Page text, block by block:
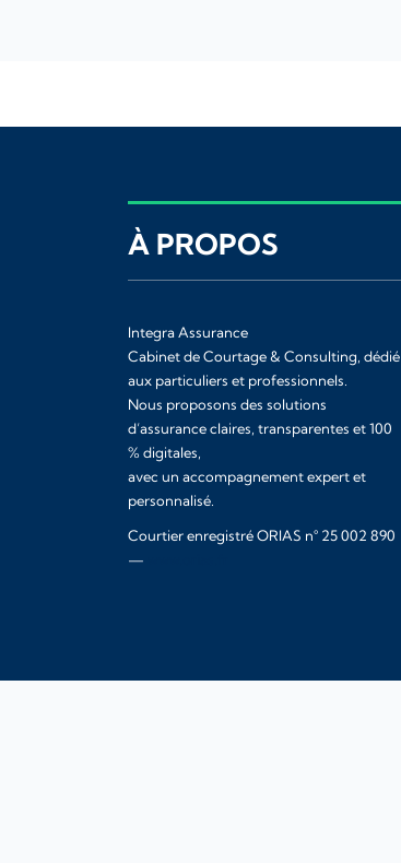
À PROPOS
Integra Assurance
Cabinet de Courtage & Consulting, dédié
aux particuliers et professionnels.
Nous proposons des solutions
d’assurance claires, transparentes et 100
% digitales,
avec un accompagnement expert et
personnalisé.
Courtier enregistré ORIAS n° 25 002 890
—